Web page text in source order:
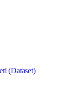
(Dataset)